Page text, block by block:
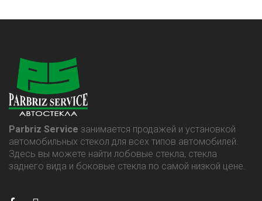
Parbriz Service занимается продажей и установкой
автомобильных стекол для всех типов автомобилей.
Здесь вы можете найти лобовые стекла, стекла
заднего вида и боковые стекла по самой низкой цене.